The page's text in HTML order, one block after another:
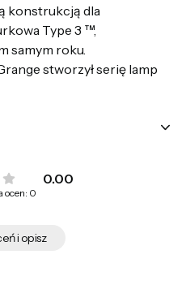
konstrukcją dla
Type 3 ™,
samym roku.
stworzył serię lamp
0.00
ocen: 0
i opisz